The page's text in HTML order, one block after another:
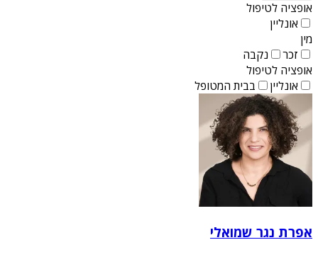
אופציה לטיפול
אונליין
מין
זכר
נקבה
אופציה לטיפול
אונליין
בבית המטופל
אפרת נגר שמואלי